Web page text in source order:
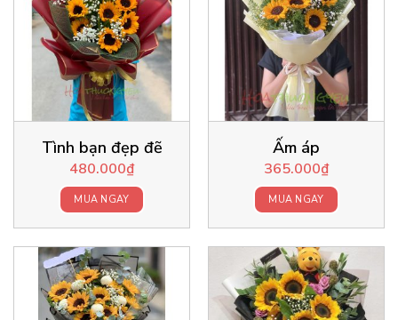
Tình bạn đẹp đẽ
480.000₫
MUA NGAY
Ấm áp
365.000₫
MUA NGAY